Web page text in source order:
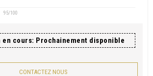
95/100
cours: Prochainement disponible
CONTACTEZ NOUS